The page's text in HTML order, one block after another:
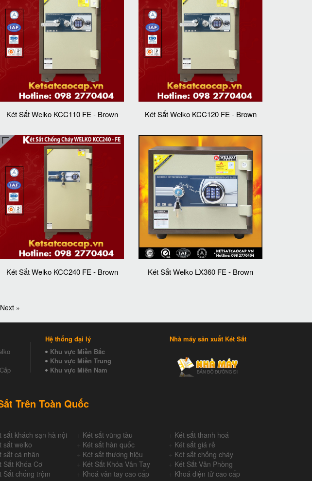
Két Sắt Welko KCC110 FE - Brown Két Sắt Welko KCC120 FE - Brown
Két Sắt Welko KCC240 FE - Brown Két Sắt Welko LX360 FE - Brown
Next »
Hệ thống đại lý
Khu vực Miền Bắc
Khu vực Miền Trung
Khu vực Miền Nam
Nhà máy sản xuất Két Sắt
Trên Toàn Quốc
sắt khách sạn hà nội Két sắt vũng tàu
Két sắt thanh hoá
sắt welko Két sắt hàn quốc
Két sắt giá rẻ
sắt cá nhân Két sắt thương hiệu
Két sắt chống cháy
Sắt Khóa Cơ Két Sắt Khóa Vân Tay
Két Sắt Văn Phòng
Sắt chống trộm Khoá vân tay cao cấp Khoá điện tử cao cấp